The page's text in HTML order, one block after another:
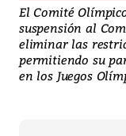
El Comité
suspensión al
eliminar las
permitiendo su
en los Juegos